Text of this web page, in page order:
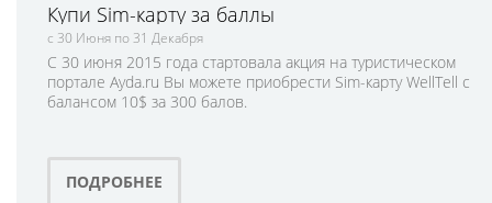
Купи Sim-карту за баллы
с 30 Июня по 31 Декабря
С 30 июня 2015 года стартовала акция на туристическом
портале Ayda.ru Вы можете приобрести Sim-карту WellTell с
балансом 10$ за 300 балов.
ПОДРОБНЕЕ